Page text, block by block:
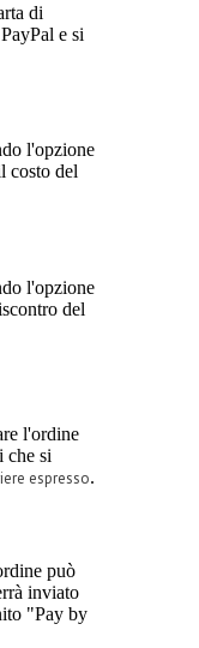
di
e si
l'opzione
costo del
l'opzione
del
l'ordine
che si
espresso.
può
inviato
"Pay by